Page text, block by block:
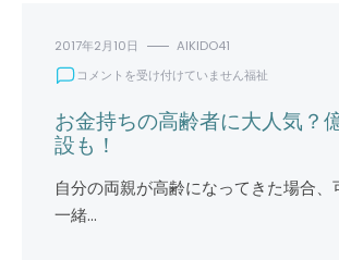
せ
選
う
は
2017年2月10日
AIKIDO41
お
持
ち
の
高
齢
者
コメントを受け付けていません福祉
お金持ちの高齢者に大人気？
設も！
自分の両親が高齢になってきた場合、
一緒…